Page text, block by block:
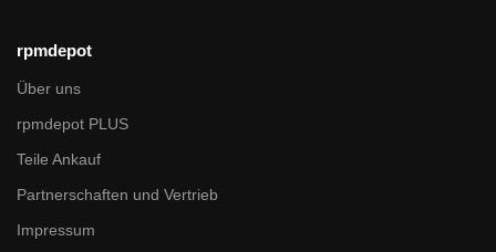
rpmdepot
Über uns
rpmdepot PLUS
Teile Ankauf
Partnerschaften und Vertrieb
Impressum